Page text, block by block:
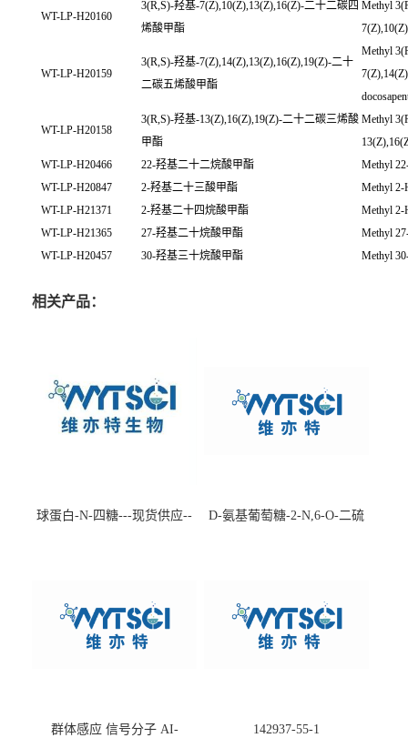
WT-LP-H20160
3(R,S)-羟基-7(Z),10(Z),13(Z),16(Z)-二十二碳四
烯酸甲酯
Methyl
WT-LP-H20159
3(R,S)-羟基-7(Z),14(Z),13(Z),16(Z),19(Z)-二十
二碳五烯酸甲酯
Methyl
WT-LP-H20158
3(R,S)-羟基-13(Z),16(Z),19(Z)-二十二碳三烯酸
甲酯
Methyl
WT-LP-H20466
22-羟基二十二烷酸甲酯
Methyl
WT-LP-H20847
2-羟基二十三酸甲酯
Methyl 2-
WT-LP-H21371
2-羟基二十四烷酸甲酯
Methyl 2-
WT-LP-H21365
27-羟基二十烷酸甲酯
Methyl
WT-LP-H20457
30-羟基三十烷酸甲酯 Methyl
相关产品：
球蛋白-N-四糖---现货供应--
D-氨基葡萄糖-2-N,6-O-二硫
群体感应 信号分子 AI-
142937-55-1